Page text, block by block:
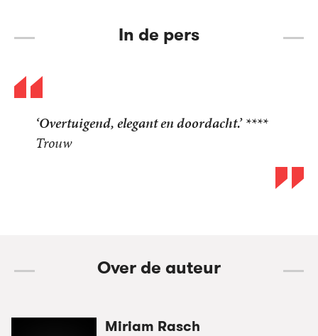
In de pers
‘Overtuigend, elegant en doordacht.’ ****
Trouw
Over de auteur
Miriam Rasch